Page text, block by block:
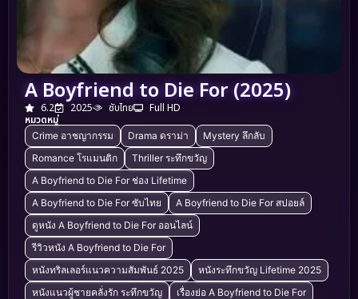
A Boyfriend to Die For (2025)
6.2 2025 ซับไทย
Full HD
หมวดหมู่
Crime อาชญากรรม Drama ดราม่า
Mystery ลึกลับ
Romance โรแมนติก
Thriller ระทึกขวัญ
A Boyfriend to Die For ช่อง Lifetime
A Boyfriend to Die For ซับไทย
A Boyfriend to Die For สปอยล์
ดูหนัง A Boyfriend to Die For ออนไลน์
รีวิวหนัง A Boyfriend to Die For
หนังทริลเลอร์แนวความสัมพันธ์ 2025
หนังระทึกขวัญ Lifetime 2025
หนังแนวผู้ชายคลั่งรัก ระทึกขวัญ
เรื่องย่อ A Boyfriend to Die For